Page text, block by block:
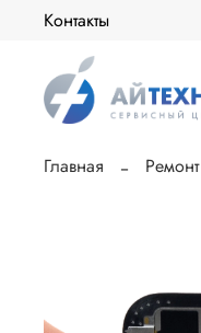
Контакты
Главная Ремонт